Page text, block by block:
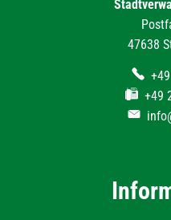
47638
+49